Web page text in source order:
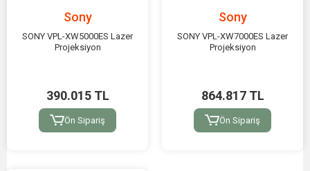
Sony
SONY VPL-XW5000ES Lazer
Projeksiyon
390.015 TL
Ön Sipariş
Sony
SONY VPL-XW7000ES Lazer
Projeksiyon
864.817 TL
Ön Sipariş